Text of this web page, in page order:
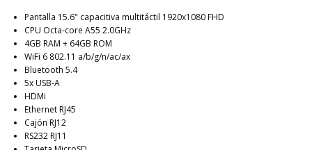
Pantalla 15.6" capacitiva multitáctil 1920x1080 FHD
CPU Octa-core A55 2.0GHz
4GB RAM + 64GB ROM
WiFi 6 802.11 a/b/g/n/ac/ax
Bluetooth 5.4
5x USB-A
HDMi
Ethernet RJ45
Cajón RJ12
RS232 RJ11